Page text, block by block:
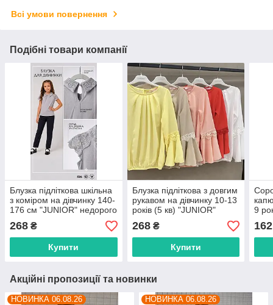
Всі умови повернення
Подібні товари компанії
Блузка підліткова шкільна
з коміром на дівчинку 140-
176 см "JUNIOR" недорого
від прямого
постачальника
268 ₴
Купити
Блузка підліткова з довгим
рукавом на дівчинку 10-13
років (5 кв) "JUNIOR"
недорого від прямого
постачальника
268₴
Купити
9
162
Акційні пропозиції та новинки
НОВИНКА 06.08.26 НОВИНКА 06.08.26